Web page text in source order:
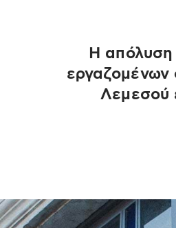
Η
εργαζομένων
Λεμεσού